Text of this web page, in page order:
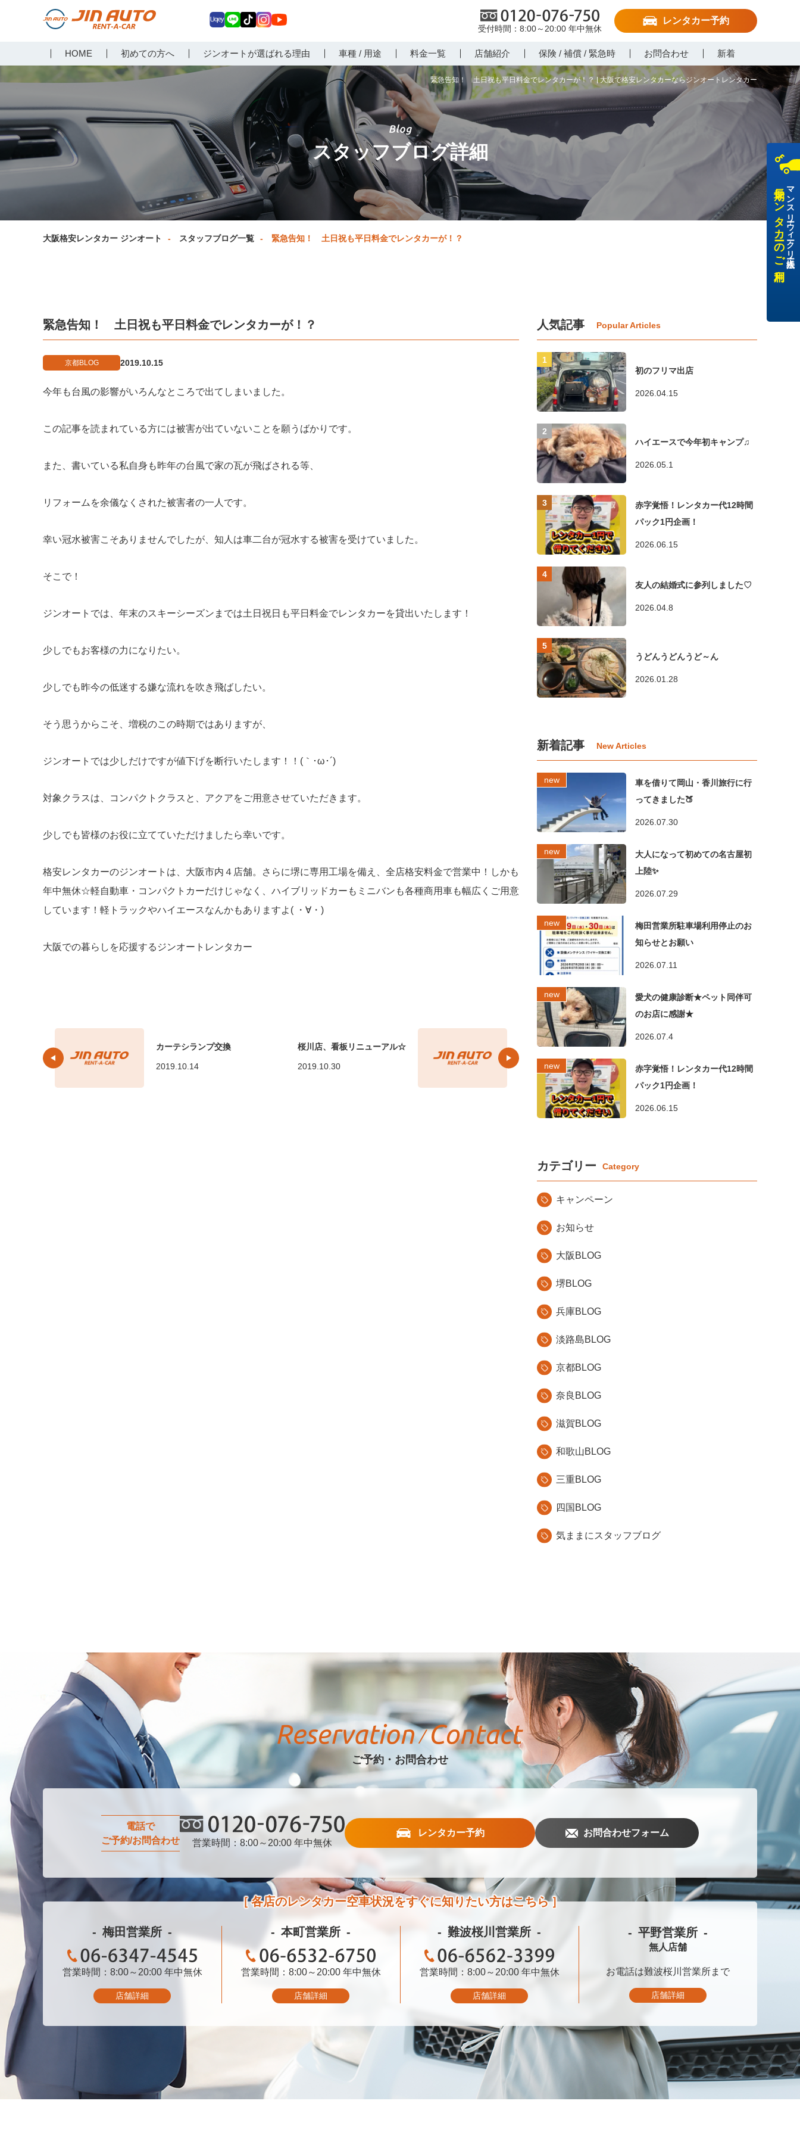
緊急告知！ 土日祝も平日料金でレンタカーが！？ | 大阪で格安レンタカーならジンオートレンタカー
らジンオートレンタカー
0120-076-750
8:00～20:00 年中無休
レンタカー予約
HOME 初めての方へ ジンオートが選ばれる理由 車種 / 用途 料金一覧 店舗紹介 保険 / 補償 / 緊急時 お問合わせ 新着
ey E
Tokagr
am
uT
ub
スタッフブログ詳細
大阪格安レンタカー ジンオート スタッフブログ一覧 緊急告知！ 土日祝も平日料金でレンタカーが！？
緊急告知！ 土日祝も平日料金でレンタカーが！？
京都BLOG 2019.10.15
今年も台風の影響がいろんなところで出てしまいました。
この記事を読まれている方には被害が出ていないことを願うばかりです。
また、書いている私自身も昨年の台風で家の瓦が飛ばされる等、
リフォームを余儀なくされた被害者の一人です。
幸い冠水被害こそありませんでしたが、知人は車二台が冠水する被害を受けていました。
そこで！
ジンオートでは、年末のスキーシーズンまでは土日祝日も平日料金でレンタカーを貸出いたします！
少しでもお客様の力になりたい。
少しでも昨今の低迷する嫌な流れを吹き飛ばしたい。
そう思うからこそ、増税のこの時期ではありますが、
ジンオートでは少しだけですが値下げを断行いたします！！(｀･ω･´)ゞ
対象クラスは、コンパクトクラスと、アクアをご用意させていただきます。
少しでも皆様のお役に立てていただけましたら幸いです。
格安レンタカーのジンオートは、大阪市内４店舗。さらに堺に専用工場を備え、全店格安料金で営業中！しかも
年中無休☆軽自動車・コンパクトカーだけじゃなく、ハイブリッドカーもミニバンも各種商用車も幅広くご用意
しています！軽トラックやハイエースなんかもありますよ( ・∀・)
大阪での暮らしを応援するジンオートレンタカー
カーテシランプ交換
2019.10.14
桜川店、看板リニューアル☆
2019.10.30
人気記事
初のフリマ出店
2026.04.15
ハイエースで今年初キャンプ♫
2026.05.1
赤字覚悟！レンタカー代12時間
パック1円企画！
2026.06.15
友人の結婚式に参列しました♡
2026.04.8
うどんうどんうど～ん
2026.01.28
新着記事
車を借りて岡山・香川旅行に行
ってきました🍑
2026.07.30
大人になって初めての名古屋初
上陸✨
2026.07.29
梅田営業所駐車場利用停止のお
知らせとお願い
2026.07.11
愛犬の健康診断★ペット同伴可
のお店に感謝★
2026.07.4
赤字覚悟！レンタカー代12時間
パック1円企画！
2026.06.15
カテゴリー
キャンペーン
お知らせ
大阪BLOG
堺BLOG
兵庫BLOG
淡路島BLOG
京都BLOG
奈良BLOG
滋賀BLOG
和歌山BLOG
三重BLOG
四国BLOG
気ままにスタッフブログ
ご予約・お問合わせ
電話で
ご予約/お問合わせ
0120-076-750
営業時間：8:00～20:00 年中無休
レンタカー予約 お問合わせフォーム
各店のレンタカー空車状況をすぐに知りたい方はこちら
梅田営業所
06-6347-4545
営業時間：8:00～20:00 年中無休
店舗詳細
本町営業所
06-6532-6750
営業時間：8:00～20:00 年中無休
店舗詳細
難波桜川営業所
06-6562-3399
営業時間：8:00～20:00 年中無休
店舗詳細
平野営業所
無人店舗
お電話は難波桜川営業所まで
店舗詳細
マンスリー・ウィークリー・法人様
長期レンタカーのご利用